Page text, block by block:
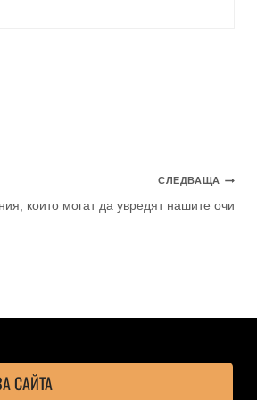
СЛЕДВАЩА
които могат да увредят нашите очи
САЙТА